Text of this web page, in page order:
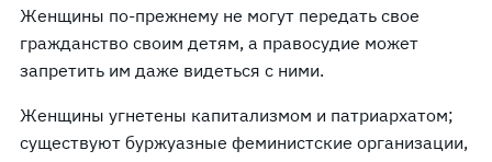
Женщины по-прежнему не могут передать свое
гражданство своим детям, а правосудие может
запретить им даже видеться с ними.
Женщины угнетены капитализмом и патриархатом;
существуют буржуазные феминистские организации,